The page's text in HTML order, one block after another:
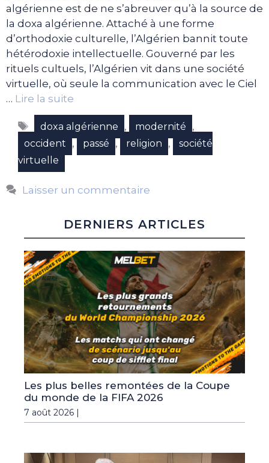
algérienne est de ne s’abreuver qu’à la source de
la doxa algérienne. Attaché à une forme
d’orthodoxie culturelle, l’Algérien bannit toute
hétérodoxie intellectuelle. Gouverné par les
rituels cultuels, l’Algérien vit dans une société
virtuelle, où seule la communication avec le Ciel
… Lire la suite
Étiquettes
doxa algérienne , modernité ,
occident , passé , religion ,
société
virtuelle
Laisser un commentaire
DERNIERS ARTICLES
Les plus belles remontées de la Coupe
du monde de la FIFA 2026
7 août 2026 |